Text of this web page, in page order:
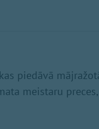
piedāvā
meistaru